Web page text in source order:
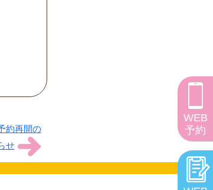
約再開の
せ
WEB
予約